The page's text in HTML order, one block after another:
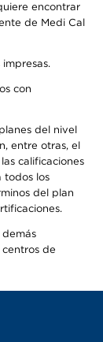
encontrar
de Medi Cal
con
del nivel
entre otras, el
calificaciones
todos los
del plan
de